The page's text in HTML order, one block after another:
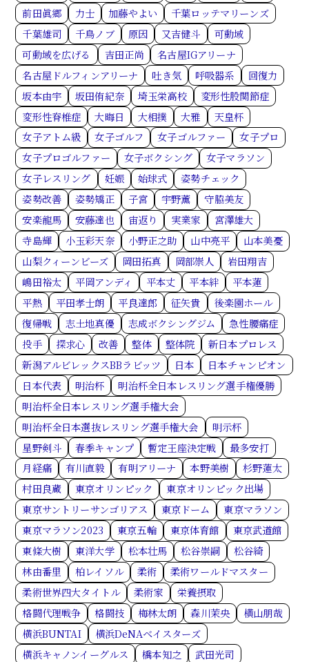
前田眞郷
力士 加藤やよい
千葉ロッテマリーンズ
千葉雄司
千鳥ノブ 原因 又吉健斗
可動域
可動域を広げる
吉田正尚
名古屋IGアリーナ
名古屋ドルフィンアリーナ
吐き気 呼吸器系
回復力
坂本由宇
坂田侑紀奈 埼玉栄高校
変形性股関節症
変形性脊椎症
大晦日 大相撲 大雅
天皇杯
女子アトム級
女子ゴルフ 女子ゴルファー
女子プロ
女子プロゴルファー
女子ボクシング
女子マラソン
女子レスリング
妊娠 始球式
姿勢チェック
姿勢改善
姿勢矯正 子宮 宇野薫
守脇美友
安楽龍馬
安藤達也 宙返り 実業家
宮澤雄大
寺島輝
小玉彩天奈 小野正之助 山中亮平
山本美憂
山梨クィーンビーズ
岡田拓真 岡部崇人
岩田翔吉
嶋田裕太
平岡アンディ 平本丈 平本絆
平本蓮
平熱
平田孝士朗 平良達郎 征矢貴
後楽園ホール
復帰戦
志土地真優 志成ボクシングジム
急性腰痛症
投手
探求心 改善 整体 整体院
新日本プロレス
新潟アルビレックスBBラビッツ
日本
日本チャンピオン
日本代表
明治杯
明治杯全日本レスリング選手権優勝
明治杯全日本レスリング選手権大会
明治杯全日本選抜レスリング選手権大会
明示杯
星野剣斗
春季キャンプ 暫定王座決定戦
最多安打
月経痛
有川直毅 有明アリーナ 本野美樹
杉野蓮太
村田良蔵
東京オリンピック
東京オリンピック出場
東京サントリーサンゴリアス
東京ドーム
東京マラソン
東京マラソン2023
東京五輪 東京体育館
東京武道館
東條大樹
東洋大学 松本壮馬 松谷崇嗣
松谷綺
林由番里
柏レイソル 柔術
柔術ワールドマスター
柔術世界四大タイトル
柔術家
栄養摂取
格闘代理戦争
格闘技 梅林太朗 森川茉央
横山朋哉
横浜BUNTAI
横浜DeNAベイスターズ
横浜キャノンイーグルス
橋本知之
武田光司